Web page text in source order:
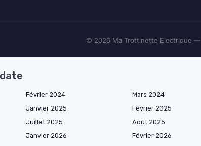
© 2026 Ma Trottinette Electrique
Février 2024 Mars 2024
Janvier 2025 Février 2025
Juillet 2025 Août 2025
Janvier 2026 Février 2026